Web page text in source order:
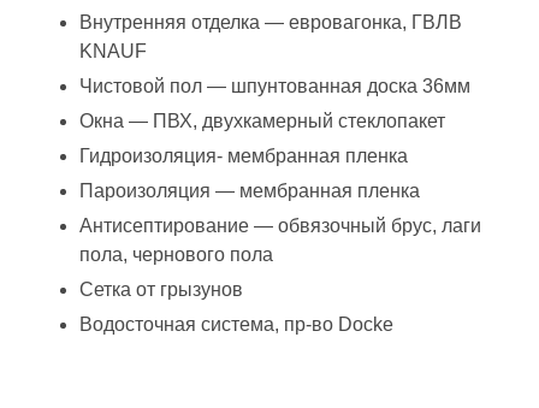
Внутренняя отделка — евровагонка, ГВЛВ
KNAUF
Чистовой пол — шпунтованная доска 36мм
Окна — ПВХ, двухкамерный стеклопакет
Гидроизоляция- мембранная пленка
Пароизоляция — мембранная пленка
Антисептирование — обвязочный брус, лаги
пола, чернового пола
Сетка от грызунов
Водосточная система, пр-во Docke